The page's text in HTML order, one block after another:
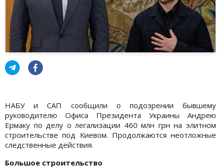
НАБУ и САП сообщили о подозрении бывшему
руководителю Офиса Президента Украины Андрею
Ермаку по делу о легализации 460 млн грн на элитном
строительстве под Киевом. Продолжаются неотложные
следственные действия.
Большое строительство